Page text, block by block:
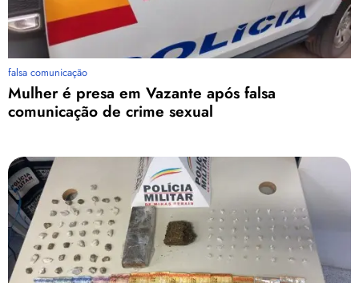
falsa comunicação
Mulher é presa em Vazante após falsa
comunicação de crime sexual